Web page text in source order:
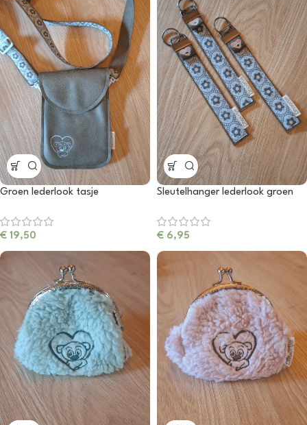
Groen lederlook tasje
€ 19,50
Sleutelhanger lederlook groen
€ 6,95